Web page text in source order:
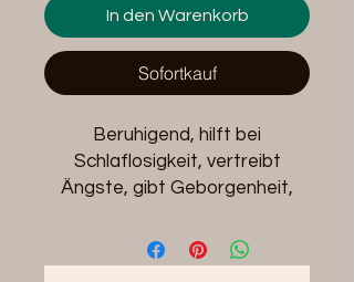
In den Warenkorb
Sofortkauf
Beruhigend, hilft bei
Schlaflosigkeit, vertreibt
Ängste, gibt Geborgenheit,
römischer Kamille**, Zirbe**,
Lavendel**,